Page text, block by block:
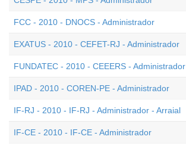
FCC - 2010 - DNOCS - Administrador
EXATUS - 2010 - CEFET-RJ - Administrador
FUNDATEC - 2010 - CEEERS - Administrador
IPAD - 2010 - COREN-PE - Administrador
IF-RJ - 2010 - IF-RJ - Administrador - Arraial
IF-CE - 2010 - IF-CE - Administrador